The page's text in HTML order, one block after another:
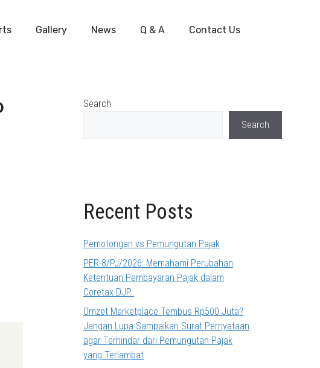
Gallery News Q & A Contact Us
Search
Search
Recent Posts
Pemotongan vs Pemungutan Pajak
PER-8/PJ/2026: Memahami Perubahan
Ketentuan Pembayaran Pajak dalam
Coretax DJP
Omzet Marketplace Tembus Rp500 Juta?
Jangan Lupa Sampaikan Surat Pernyataan
agar Terhindar dari Pemungutan Pajak
yang Terlambat